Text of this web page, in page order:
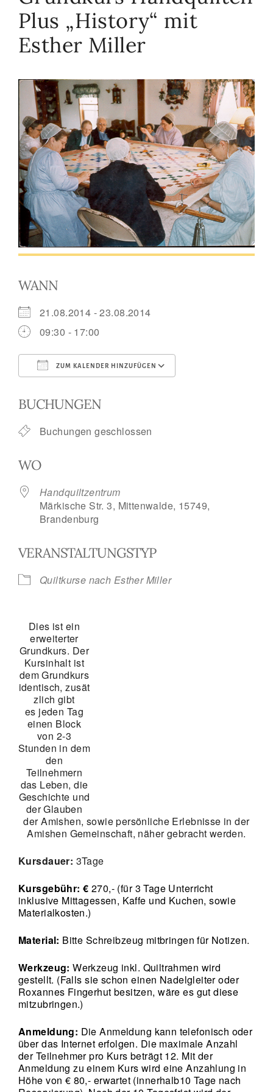
Plus „History“ mit
Esther Miller
WANN
21.08.2014 - 23.08.2014
09:30 - 17:00
ZUM KALENDER HINZUFÜGEN
BUCHUNGEN
Buchungen geschlossen
WO
Handquiltzentrum
Märkische Str. 3, Mittenwalde, 15749,
Brandenburg
VERANSTALTUNGSTYP
Quiltkurse nach Esther Miller
Dies ist ein
erweiterter
Grundkurs. Der
Kursinhalt ist
dem Grundkurs
identisch, zusät
zlich gibt
es jeden Tag
einen Block
von 2-3
Stunden in dem
den
Teilnehmern
das Leben, die
Geschichte und
der Glauben
der Amishen, sowie persönliche Erlebnisse in der
Amishen Gemeinschaft, näher gebracht werden.
Kursdauer: 3Tage
Kursgebühr: € 270,- (für 3 Tage Unterricht
inklusive Mittagessen, Kaffe und Kuchen, sowie
Materialkosten.)
Material: Bitte Schreibzeug mitbringen für Notizen.
Werkzeug: Werkzeug inkl. Quiltrahmen wird
gestellt. (Falls sie schon einen Nadelgleiter oder
Roxannes Fingerhut besitzen, wäre es gut diese
mitzubringen.)
Anmeldung: Die Anmeldung kann telefonisch oder
über das Internet erfolgen. Die maximale Anzahl
der Teilnehmer pro Kurs beträgt 12. Mit der
Anmeldung zu einem Kurs wird eine Anzahlung in
Höhe von € 80,- erwartet (innerhalb10 Tage nach